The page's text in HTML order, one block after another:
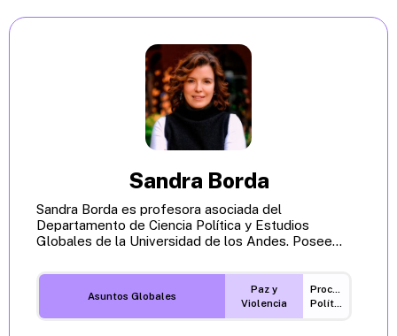
Sandra Borda
Sandra Borda es profesora asociada del
Departamento de Ciencia Política y Estudios
Globales de la Universidad de los Andes. Posee...
Asuntos Globales
Paz y
Violencia
Procesos
Políticos